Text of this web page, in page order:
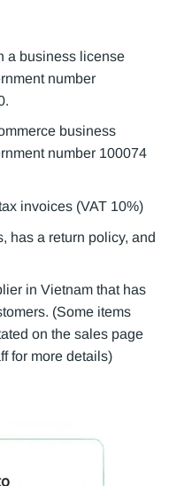
a business license
number
business
number 100074
invoices (VAT 10%)
has a return policy, and
in Vietnam that has
(Some items
on the sales page
for more details)